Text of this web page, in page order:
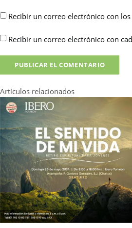
Recibir un correo electrónico con
Recibir un correo electrónico con
Artículos relacionados